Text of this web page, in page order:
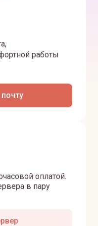
работы
оплатой.
в пару